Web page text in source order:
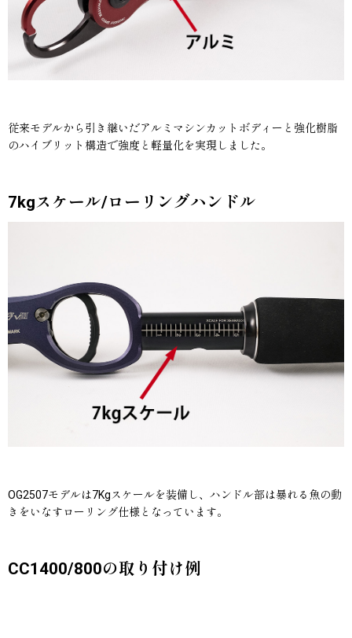
従来モデルから引き継いだアルミマシンカットボディーと強化樹脂
のハイブリット構造で強度と軽量化を実現しました。
7kgスケール/ローリングハンドル
OG2507モデルは7Kgスケールを装備し、ハンドル部は暴れる魚の動
きをいなすローリング仕様となっています。
CC1400/800の取り付け例